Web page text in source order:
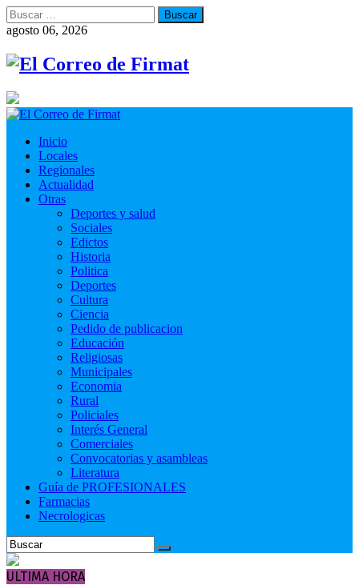
Buscar:
agosto 06, 2026
Inicio
Locales
Regionales
Actualidad
Otras
Deportes y salud
Sociales
Edictos
Historia
Politica
Deportes
Cultura
Ciencia
Pedido de publicacion
Educación
Religiosas
Municipales
Economia
Rural
Policiales
Interés General
Comerciales
Convocatorias y asambleas
Literatura
Guía de PROFESIONALES
Farmacias
Necrologicas
ULTIMA HORA